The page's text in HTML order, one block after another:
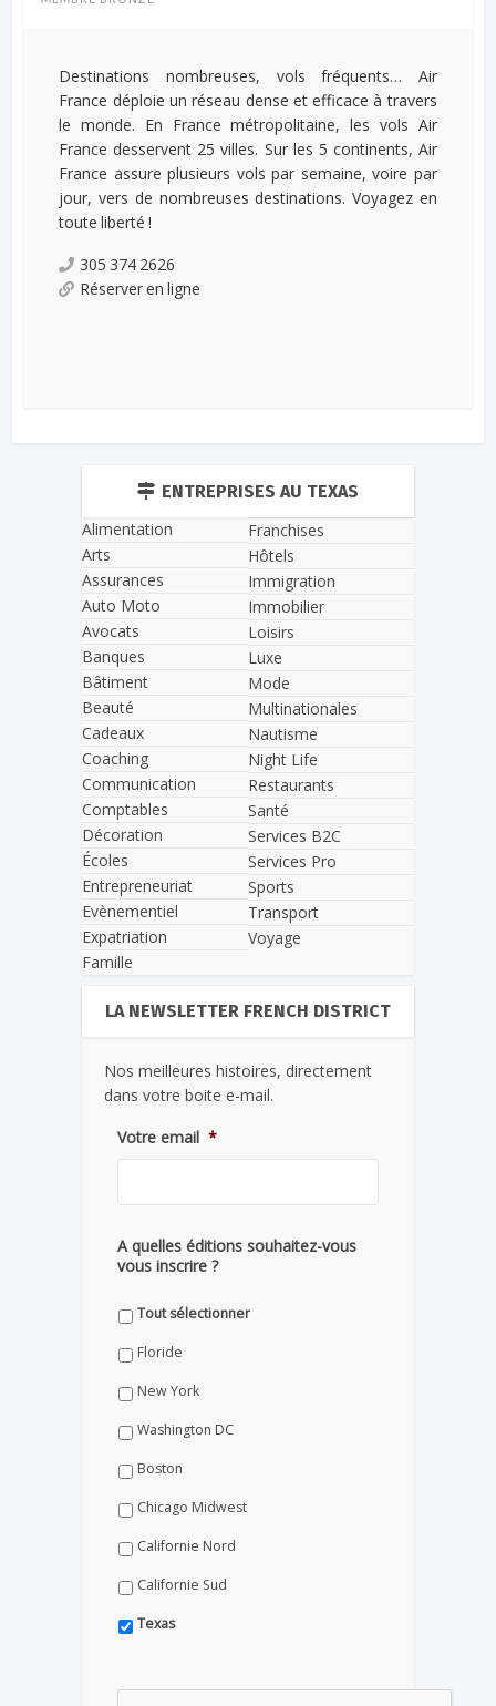
Destinations nombreuses, vols fréquents… Air
France déploie un réseau dense et efficace à travers
le monde. En France métropolitaine, les vols Air
France desservent 25 villes. Sur les 5 continents, Air
France assure plusieurs vols par semaine, voire par
jour, vers de nombreuses destinations. Voyagez en
toute liberté !
305 374 2626
Réserver en ligne
ENTREPRISES AU TEXAS
Alimentation
Arts
Assurances
Auto Moto
Avocats
Banques
Bâtiment
Beauté
Cadeaux
Coaching
Communication
Comptables
Décoration
Écoles
Entrepreneuriat
Evènementiel
Expatriation
Famille
Franchises
Hôtels
Immigration
Immobilier
Loisirs
Luxe
Mode
Multinationales
Nautisme
Night Life
Restaurants
Santé
Services B2C
Services Pro
Sports
Transport
Voyage
LA NEWSLETTER FRENCH DISTRICT
Nos meilleures histoires, directement
dans votre boite e-mail.
Votre email *
A quelles éditions souhaitez-vous
vous inscrire ?
Tout sélectionner
Floride
New York
Washington DC
Boston
Chicago Midwest
Californie Nord
Californie Sud
Texas